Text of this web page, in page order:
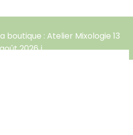
boutique : Atelier Mixologie 13
août 2026 ℹ️